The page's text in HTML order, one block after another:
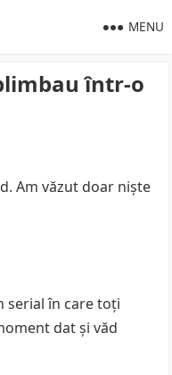
MENU
într-o
Am văzut doar niște
serial în care toți
dat și văd